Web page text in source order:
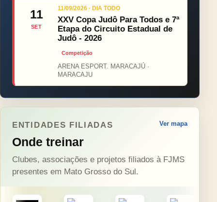
11
SET
11/09/2026 · DIA TODO
XXV Copa Judô Para Todos e 7ª
Etapa do Circuito Estadual de
Judô - 2026
Competição
ARENA ESPORT. MARACAJÚ ·
MARACAJU
ENTIDADES FILIADAS
Onde treinar
Ver mapa
Clubes, associações e projetos filiados à FJMS
presentes em Mato Grosso do Sul.